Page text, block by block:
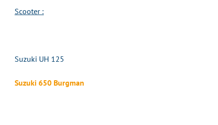
Scooter :
Suzuki UH 125
Suzuki 650 Burgman